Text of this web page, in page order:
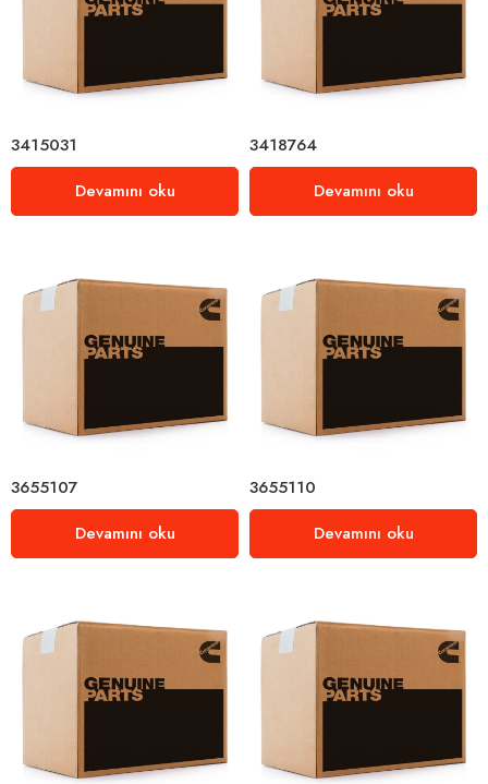
3415031
Devamını oku
3418764
Devamını oku
3655107
Devamını oku
3655110
Devamını oku